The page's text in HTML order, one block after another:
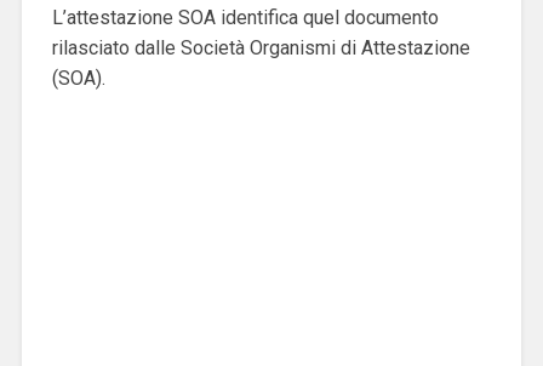
L’attestazione SOA identifica quel documento
rilasciato dalle Società Organismi di Attestazione
(SOA).